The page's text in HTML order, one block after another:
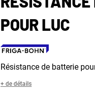
POUR LUC
Résistance de batterie
+ de détails